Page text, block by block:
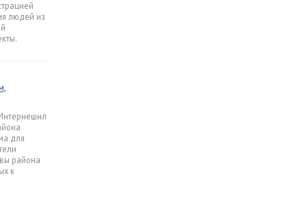
людей из
для
района
к